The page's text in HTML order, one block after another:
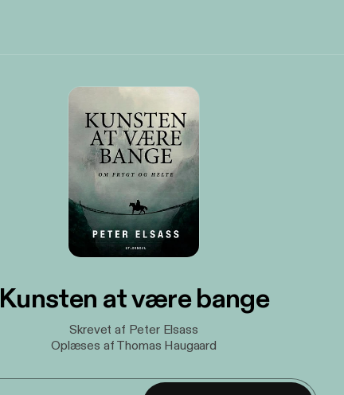
Kunsten at være bange
Skrevet af Peter Elsass
Oplæses af Thomas Haugaard